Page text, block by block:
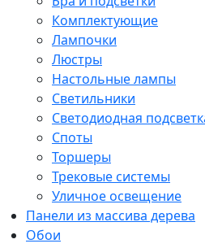
Комплектующие
Лампочки
Люстры
Настольные лампы
Светильники
Светодиодная
Споты
Торшеры
Трековые системы
Уличное освещение
Панели из массива дерева
Обои